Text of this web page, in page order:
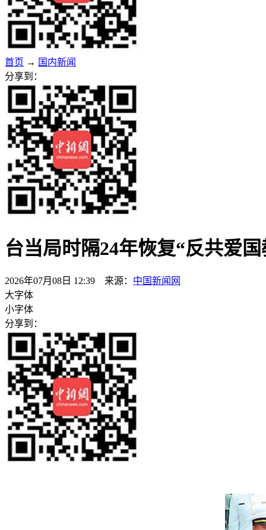
首页 → 国内新闻
分享到：
台当局时隔24年恢复“反共爱
2026年07月08日 12:39 来源： 中国新闻网
大字体
小字体
分享到：